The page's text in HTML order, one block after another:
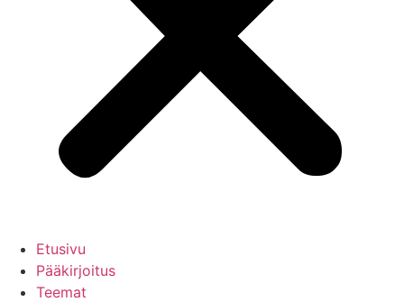
Etusivu
Pääkirjoitus
Teemat